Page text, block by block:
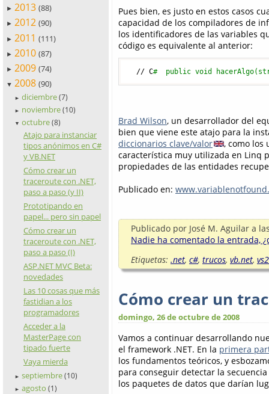
► 2013 (88)
► 2012 (90)
► 2011 (111)
► 2010 (87)
► 2009 (74)
▼ 2008 (90)
► diciembre (7)
► noviembre (10)
▼ octubre (8)
Atajo para instanciar
tipos anónimos en C#
y VB.NET
Cómo crear un
traceroute con .NET,
paso a paso (y II)
Prototipando en
papel... pero sin papel
Cómo crear un
traceroute con .NET,
paso a paso (I)
ASP.NET MVC Beta:
novedades
Las 10 cosas que más
fastidian a los
programadores
Acceder a la
MasterPage con
tipado fuerte
Vaya mierda
► septiembre (10)
► agosto (1)
Pues bien, es justo en estos casos
capacidad de los compiladores de
los identificadores de las variables
código es equivalente al anterior:
  // C
#  public void
Brad Wilson, un desarrollador del
bien que viene este atajo para la
diccionarios clave/valor
, como los
característica muy utilizada en Linq
propiedades de las entidades
Publicado en:
Publicado por José M. Aguilar a
Nadie ha comentado la entrada,
Etiquetas: .net, c#, trucos, vb.net,
Cómo crear un
domingo, 26 de octubre de 2008
Vamos a continuar desarrollando
el framework .NET. En la primera
los fundamentos teóricos, y
para conseguir detectar la
los paquetes de datos que darían